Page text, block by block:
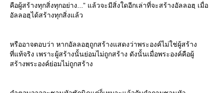
คือผู้สร้างทุกสิ่งทุกอย่าง...” แล้วจะมีสิ่งใดอีกเล่าที่จะสร้างอัลลอฮฺ เมื่อ
อัลลอฮฺได้สร้างทุกสิ่งแล้ว
หรืออาจตอบว่า หากอัลลอฮฺถูกสร้างแสดงว่าพระองค์ไม่ใช่ผู้สร้าง
ที่แท้จริง เพราะผู้สร้างนั้นย่อมไม่ถูกสร้าง ดังนั้นเมื่อพระองค์คือผู้
สร้างพระองค์ย่อมไม่ถูกสร้าง